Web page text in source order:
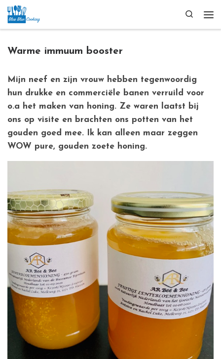
Ga naar inhoud
Search
Warme immuum booster
Mijn neef en zijn vrouw hebben tegenwoordig
hun drukke en commerciële banen verruild voor
o.a het maken van honing. Ze waren laatst bij
ons op visite en brachten ons potten van het
gouden goed mee. Ik kan alleen maar zeggen
WOW pure, gouden zoete honing.